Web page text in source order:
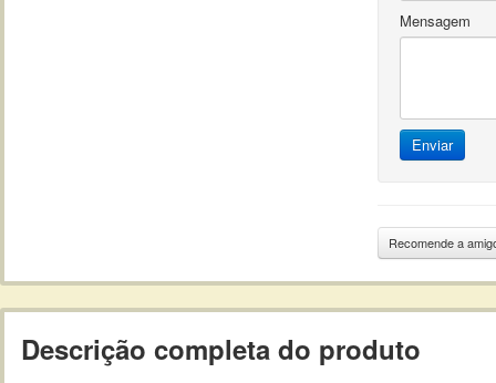
Mensagem
Enviar
Recomende a
Descrição completa do produto